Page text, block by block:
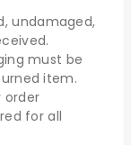
undamaged,
must be
item.
order
for all